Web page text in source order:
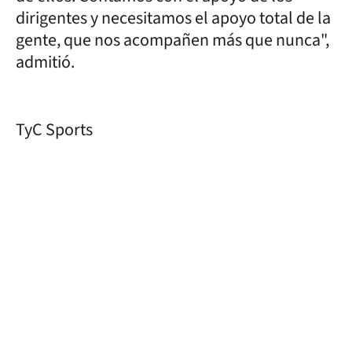
dirigentes y necesitamos el apoyo total de la
gente, que nos acompañen más que nunca",
admitió.
TyC Sports